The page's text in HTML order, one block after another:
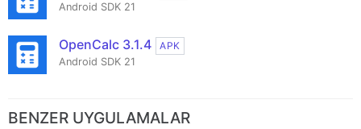
Android SDK 21
OpenCalc 3.1.4
APK
Android SDK 21
BENZER UYGULAMALAR